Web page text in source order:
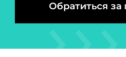
Обратиться